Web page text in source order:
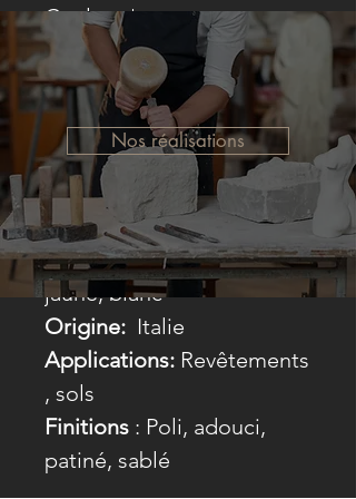
Couleur*
Gamme de prix *
Matériel:Marbre
Couleur:Vert, violet,
jaune, blanc
Origine: Italie
Applications: Revêtements
, sols
Finitions : Poli, adouci,
patiné, sablé
Nos réalisations